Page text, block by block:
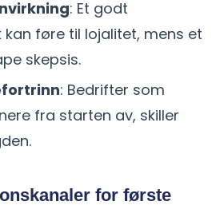
: Et godt
føre til lojalitet, mens et
skepsis.
: Bedrifter som
fra starten av, skiller
for første